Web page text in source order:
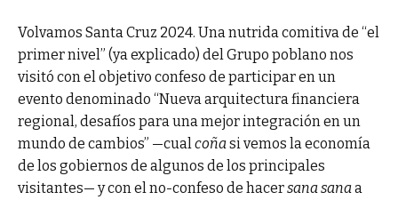
Volvamos Santa Cruz 2024. Una nutrida comitiva de “el
primer nivel” (ya explicado) del Grupo poblano nos
visitó con el objetivo confeso de participar en un
evento denominado “Nueva arquitectura financiera
regional, desafíos para una mejor integración en un
mundo de cambios” —cual coñasi vemos la economía
de los gobiernos de algunos de los principales
visitantes— y con el no-confeso de hacersana sanaa